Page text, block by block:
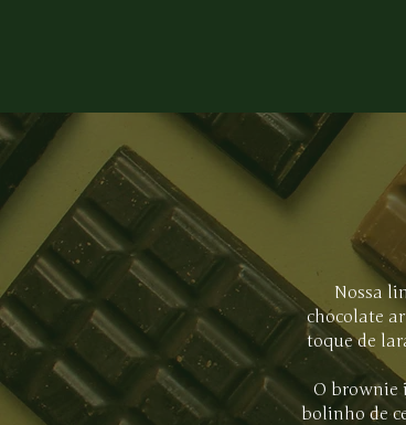
Nossa
chocolate
toque de
O brownie
bolinho de